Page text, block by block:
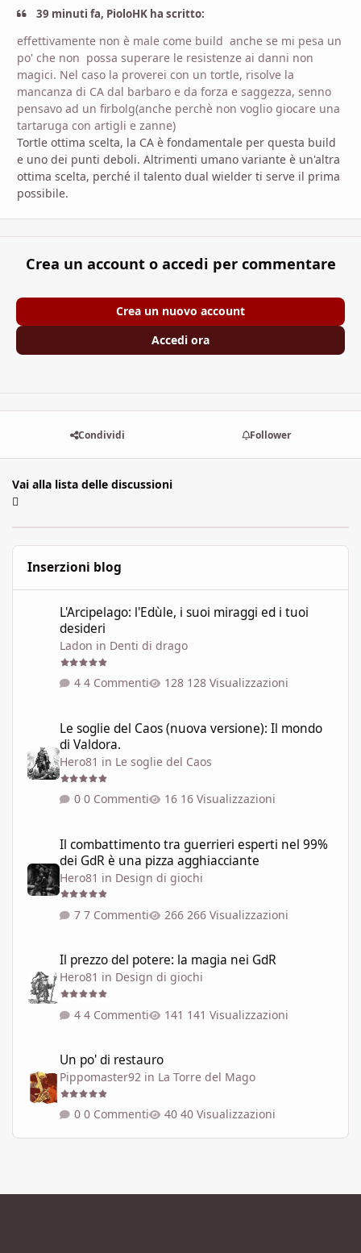
39 minuti fa, PioloHK ha scritto:
effettivamente non è male come build anche se mi pesa un
po' che non possa superare le resistenze ai danni non
magici. Nel caso la proverei con un tortle, risolve la
mancanza di CA dal barbaro e da forza e saggezza, senno
pensavo ad un firbolg(anche perchè non voglio giocare una
tartaruga con artigli e zanne)
Tortle ottima scelta, la CA è fondamentale per questa build
e uno dei punti deboli. Altrimenti umano variante è un'altra
ottima scelta, perché il talento dual wielder ti serve il prima
possibile.
Crea un account o accedi per commentare
Crea un nuovo account
Accedi ora
Condividi Follower
Vai alla lista delle discussioni
Inserzioni blog
L'Arcipelago: l'Edùle, i suoi miraggi ed i tuoi
desideri
Ladon in Denti di drago
4 Commenti 128 Visualizzazioni
Le soglie del Caos (nuova versione): Il mondo
di Valdora.
Hero81 in Le soglie del Caos
0 Commenti 16 Visualizzazioni
Il combattimento tra guerrieri esperti nel 99%
dei GdR è una pizza agghiacciante
Hero81 in Design di giochi
7 Commenti 266 Visualizzazioni
Il prezzo del potere: la magia nei GdR
Hero81 in Design di giochi
4 Commenti 141 Visualizzazioni
Un po' di restauro
Pippomaster92 in La Torre del Mago
0 Commenti 40 Visualizzazioni